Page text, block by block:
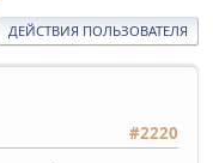
ДЕЙСТВИЯ ПОЛЬЗОВАТЕЛЯ
#2220